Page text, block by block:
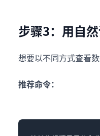
步骤3：用自
想要以不同方式查看
推荐命令：